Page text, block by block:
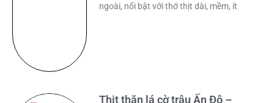
ngoài, nổi bật với thớ thịt dài, mềm, ít
Thịt thăn lá cờ trâu Ấn Độ –